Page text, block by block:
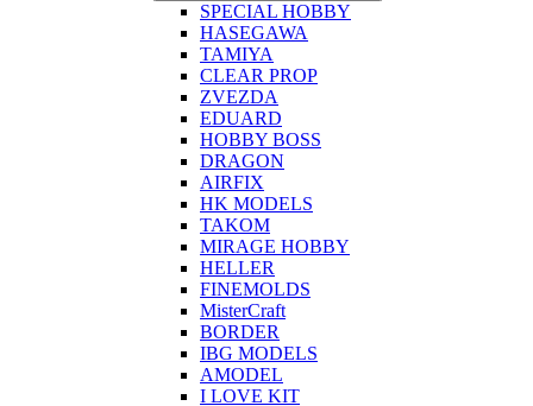
SPECIAL HOBBY
HASEGAWA
TAMIYA
CLEAR PROP
ZVEZDA
EDUARD
HOBBY BOSS
DRAGON
AIRFIX
HK MODELS
TAKOM
MIRAGE HOBBY
HELLER
FINEMOLDS
MisterCraft
BORDER
IBG MODELS
AMODEL
I LOVE KIT